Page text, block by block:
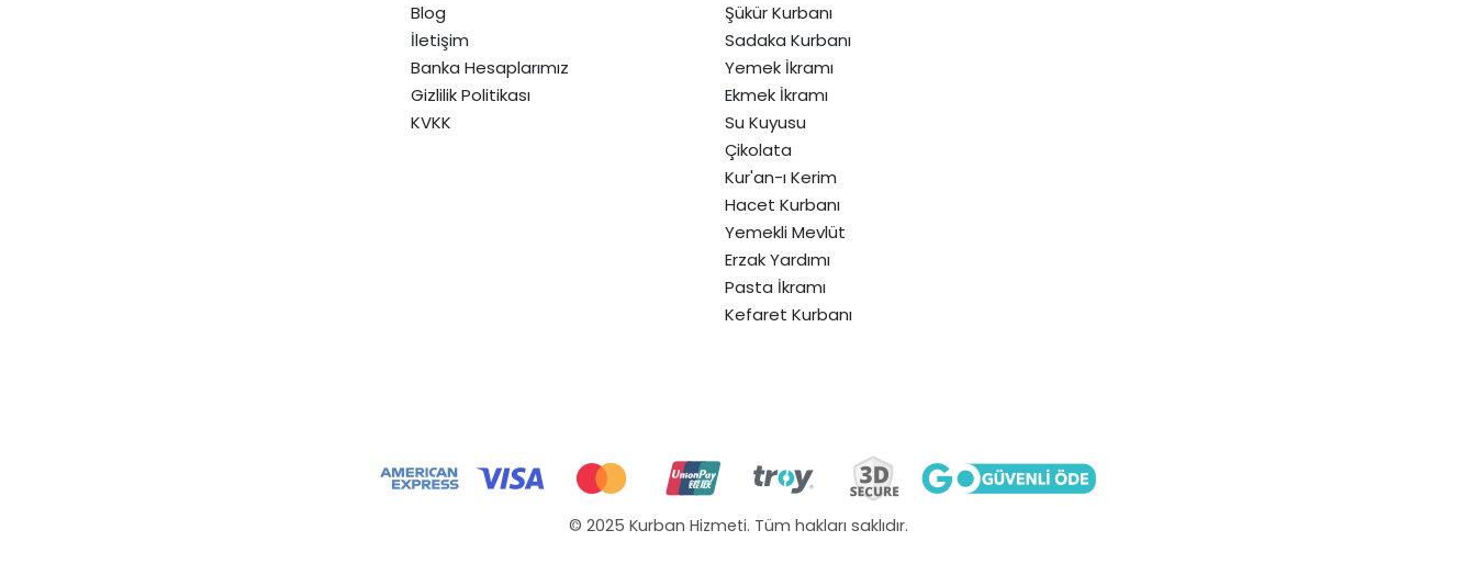
Blog
İletişim
Banka Hesaplarımız
Gizlilik Politikası
KVKK
Şükür Kurbanı
Sadaka Kurbanı
Yemek İkramı
Ekmek İkramı
Su Kuyusu
Çikolata
Kur'an-ı Kerim
Hacet Kurbanı
Yemekli Mevlüt
Erzak Yardımı
Pasta İkramı
Kefaret Kurbanı
© 2025 Kurban Hizmeti. Tüm hakları saklıdır.